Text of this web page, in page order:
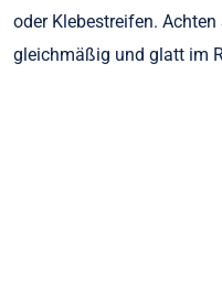
oder Klebestreifen.
gleichmäßig und glatt im